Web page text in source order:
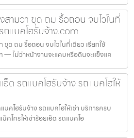
ามวา ขุด ถม รื้อถอน จบไวในที่
ถแบคโฮรับจ้าง.com
ด ถม รื้อถอน จบไวในที่เดียว เรียกใช้
— ไม่ว่าหน้างานจะแคบหรือดินจะแข็งแค
อ็ด รถแบคโฮรับจ้าง รถแบคโฮให้
บคโฮรับจ้าง รถแบคโฮให้เช่า บริการครบ
คโครให้เช่าร้อยเอ็ด รถแบคโฮ